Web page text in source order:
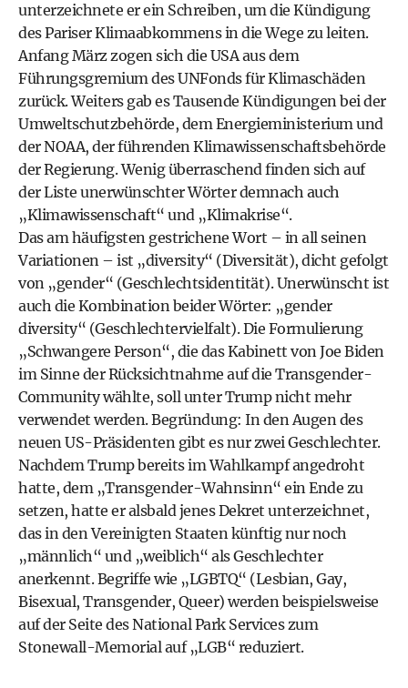
unterzeichnete er ein Schreiben, um die Kündigung
des Pariser Klimaabkommens in die Wege zu leiten.
Anfang März zogen sich die USA aus dem
Führungsgremium des UNFonds für Klimaschäden
zurück. Weiters gab es Tausende Kündigungen bei der
Umweltschutzbehörde, dem Energieministerium und
der NOAA, der führenden Klimawissenschaftsbehörde
der Regierung. Wenig überraschend finden sich auf
der Liste unerwünschter Wörter demnach auch
„Klimawissenschaft“ und „Klimakrise“.
Das am häufigsten gestrichene Wort – in all seinen
Variationen – ist „diversity“ (Diversität), dicht gefolgt
von „gender“ (Geschlechtsidentität). Unerwünscht ist
auch die Kombination beider Wörter: „gender
diversity“ (Geschlechtervielfalt). Die Formulierung
„Schwangere Person“, die das Kabinett von Joe Biden
im Sinne der Rücksichtnahme auf die Transgender-
Community wählte, soll unter Trump nicht mehr
verwendet werden. Begründung: In den Augen des
neuen US-Präsidenten gibt es nur zwei Geschlechter.
Nachdem Trump bereits im Wahlkampf angedroht
hatte, dem „Transgender-Wahnsinn“ ein Ende zu
setzen, hatte er alsbald jenes Dekret unterzeichnet,
das in den Vereinigten Staaten künftig nur noch
„männlich“ und „weiblich“ als Geschlechter
anerkennt. Begriffe wie „LGBTQ“ (Lesbian, Gay,
Bisexual, Transgender, Queer) werden beispielsweise
auf der Seite des National Park Services zum
Stonewall-Memorial auf „LGB“ reduziert.